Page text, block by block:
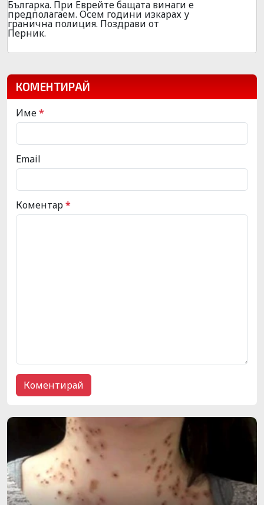
Българка. При Еврейте бащата винаги е
предполагаем. Осем години изкарах у
гранична полиция. Поздрави от
Перник.
КОМЕНТИРАЙ
Име*
Email
Коментар*